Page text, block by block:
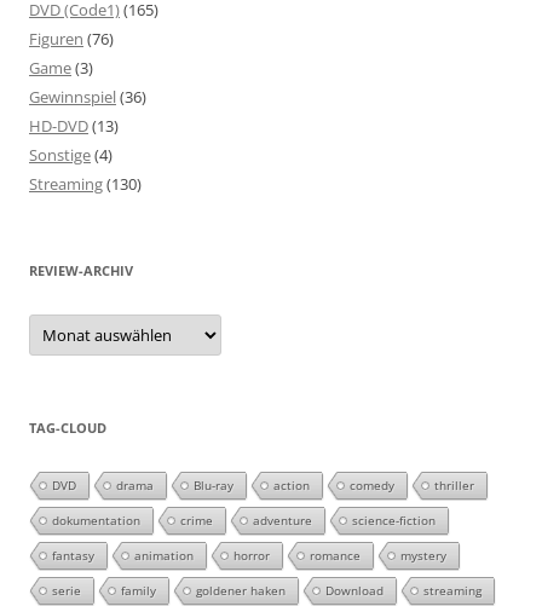
DVD (Code1)(165)
Figuren (76)
Game(3)
Gewinnspiel(36)
HD-DVD(13)
Sonstige(4)
Streaming(130)
REVIEW-ARCHIV
Review-
Archiv
TAG-CLOUD
DVD drama Blu-ray action comedy thriller
dokumentation crime adventure science-fiction
fantasy animation horror romance mystery
serie family goldener haken Download streaming